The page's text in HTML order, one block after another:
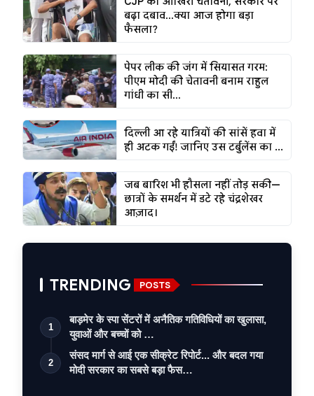
बढ़ा दबाव...क्या आज होगा बड़ा
फैसला?
पेपर लीक की जंग में सियासत गरम:
पीएम मोदी की चेतावनी बनाम राहुल
गांधी का सी...
दिल्ली आ रहे यात्रियों की सांसें हवा में
ही अटक गईं! जानिए उस टर्बुलेंस का ...
जब बारिश भी हौसला नहीं तोड़ सकी—
छात्रों के समर्थन में डटे रहे चंद्रशेखर
आज़ाद।
TRENDING POSTS
1
बाड़मेर के स्पा सेंटरों में अनैतिक गतिविधियों का खुलासा,
युवाओं और बच्चों को …
2
संसद मार्ग से आई एक सीक्रेट रिपोर्ट... और बदल गया
मोदी सरकार का सबसे बड़ा फैस…